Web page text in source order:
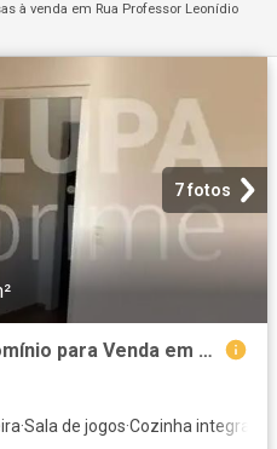
à venda em Rua Professor Leonídio
7 fotos
Casa / Sobrado em Condomínio para Venda em São Paulo/SP Vila Constança 3 Quartos
·Sala de jogos·Cozinha integral